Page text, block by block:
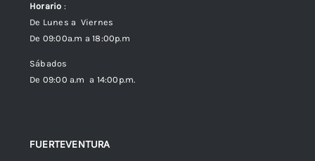
Horario :
De Lunes a Viernes
De 09:00a.m a 18:00p.m
Sábados
De 09:00 a.m a 14:00p.m.
FUERTEVENTURA
Política de Privacidad